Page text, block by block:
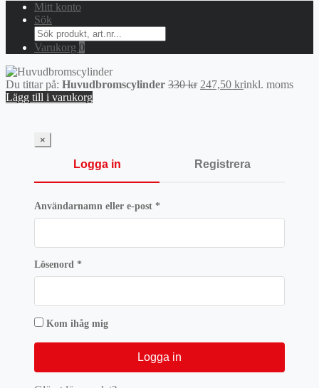
Mitt konto
Sök
Search
for:
Varukorg 0
Du tittar på: Huvudbromscylinder 330kr Det
247,50 krDet
inkl. moms
Lägg till i varukorg
×
Logga in Registrera
Användarnamn eller e-post *Obligatoriskt
Lösenord *Obligatoriskt
Kom ihåg mig
Logga in